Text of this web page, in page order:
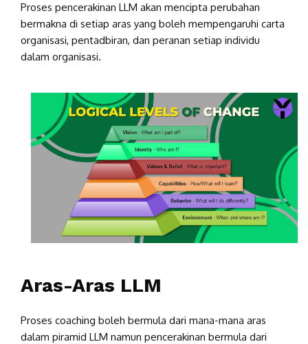
Proses pencerakinan LLM akan mencipta perubahan
bermakna di setiap aras yang boleh mempengaruhi carta
organisasi, pentadbiran, dan peranan setiap individu
dalam organisasi.
Aras-Aras LLM
Proses coaching boleh bermula dari mana-mana aras
dalam piramid LLM namun pencerakinan bermula dari